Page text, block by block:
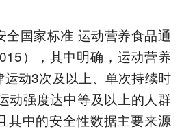
全国家标准 运动营养食品通
），其中明确，运动营养
动3次及以上、单次持续时
动强度达中等及以上的人群
其中的安全性数据主要来源